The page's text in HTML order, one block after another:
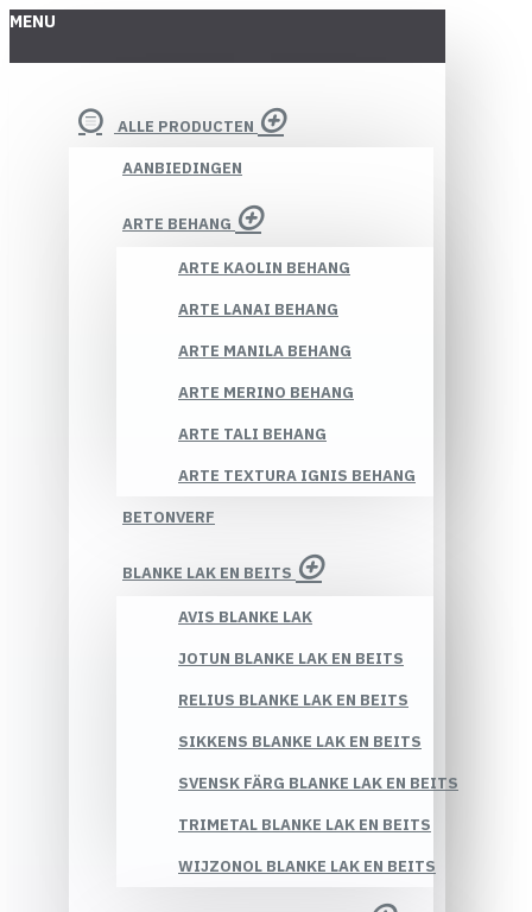
MENU
ALLE PRODUCTEN
AANBIEDINGEN
ARTE BEHANG
ARTE KAOLIN BEHANG
ARTE LANAI BEHANG
ARTE MANILA BEHANG
ARTE MERINO BEHANG
ARTE TALI BEHANG
ARTE TEXTURA IGNIS BEHANG
BETONVERF
BLANKE LAK EN BEITS
AVIS BLANKE LAK
JOTUN BLANKE LAK EN BEITS
RELIUS BLANKE LAK EN BEITS
SIKKENS BLANKE LAK EN BEITS
SVENSK FÄRG BLANKE LAK EN BEITS
TRIMETAL BLANKE LAK EN BEITS
WIJZONOL BLANKE LAK EN BEITS